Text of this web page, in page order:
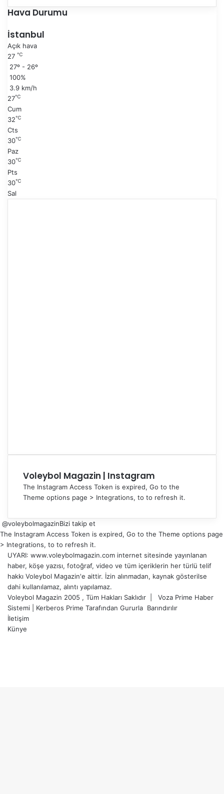
e
k
s
a
a
n
k
i
y
f
Hava Durumu
İstanbul
Açık hava
27 ℃
27º - 26º
100%
3.9 km/h
27℃
Cum
32℃
Cts
30℃
Paz
30℃
Pts
30℃
Sal
Voleybol Magazin | Instagram
The Instagram Access Token is expired, Go to the
Theme options page > Integrations, to to refresh it.
@voleybolmagazinBizi takip et
The Instagram Access Token is expired, Go to the Theme options page
> Integrations, to to refresh it.
UYARI: www.voleybolmagazin.com internet sitesinde yayınlanan
haber, köşe yazısı, fotoğraf, video ve tüm içeriklerin her türlü telif
hakkı Voleybol Magazin'e aittir. İzin alınmadan, kaynak gösterilse
dahi kullanılamaz, alıntı yapılamaz.
Voleybol Magazin 2005 , Tüm Hakları Saklıdır | Voza Prime Haber
Sistemi
Kerberos Prime Tarafından Gururla Barındırılır
İletişim
Künye